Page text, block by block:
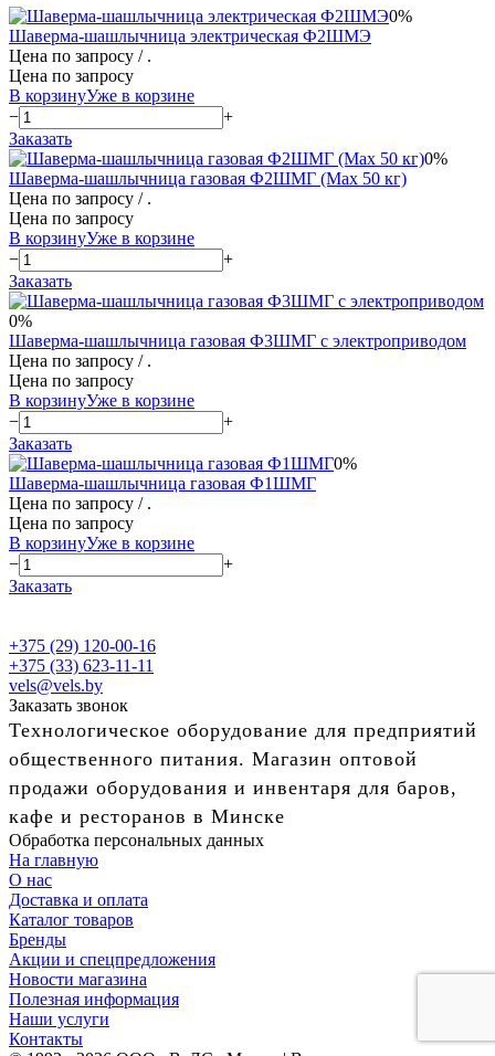
0%
Шаверма-шашлычница электрическая Ф2ШМЭ
Цена по запросу / .
Цена по запросу
В корзинуУже в корзине
−
+
Заказать
0%
Шаверма-шашлычница газовая Ф2ШМГ (Max 50 кг)
Цена по запросу / .
Цена по запросу
В корзинуУже в корзине
−
+
Заказать
0%
Шаверма-шашлычница газовая Ф3ШМГ с электроприводом
Цена по запросу / .
Цена по запросу
В корзинуУже в корзине
−
+
Заказать
0%
Шаверма-шашлычница газовая Ф1ШМГ
Цена по запросу / .
Цена по запросу
В корзинуУже в корзине
−
+
Заказать
+375 (29) 120-00-16
+375 (33) 623-11-11
vels@vels.by
Заказать звонок
Технологическое оборудование для предприятий
общественного питания. Магазин оптовой
продажи оборудования и инвентаря для баров,
кафе и ресторанов в Минске
Обработка персональных данных
На главную
О нас
Доставка и оплата
Каталог товаров
Бренды
Акции и спецпредложения
Новости магазина
Полезная информация
Наши услуги
Контакты